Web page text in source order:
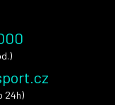
24h)